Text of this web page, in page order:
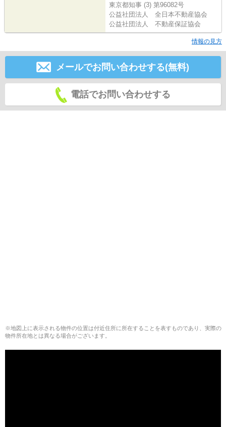
東京都知事 (3) 第96082号
公益社団法人 全日本不動産協会
公益社団法人 不動産保証協会
情報の見方
メールでお問い合わせする(無料)
電話でお問い合わせする
※地図上に表示される物件の位置は付近住所に所在することを表すものであり、実際の
物件所在地とは異なる場合がございます。